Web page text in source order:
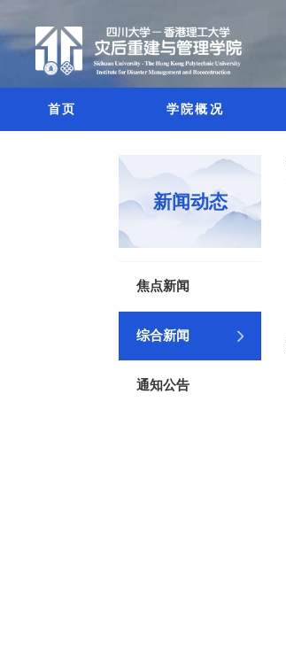
首页 学院概况
新闻动态
焦点新闻
综合新闻
通知公告